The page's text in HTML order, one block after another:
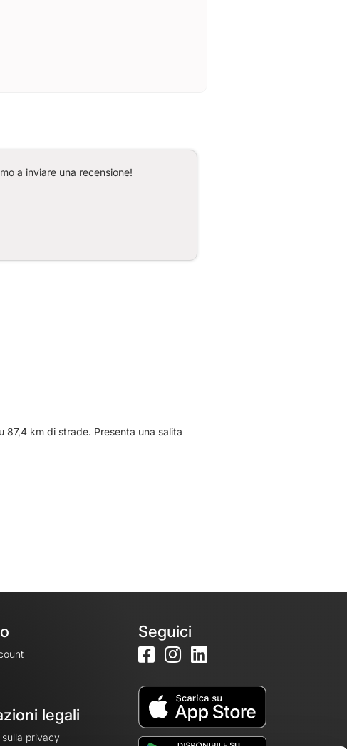
a inviare una recensione!
87,4 km di strade. Presenta una salita
legali
privacy
Seguici